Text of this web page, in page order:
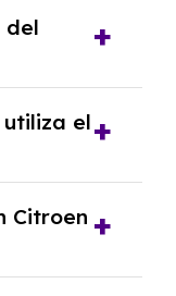
del
el
Citroen